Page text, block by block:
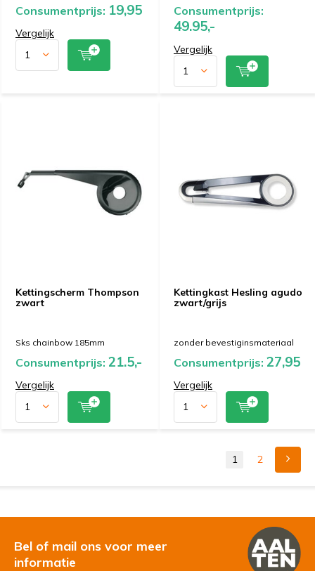
Consumentprijs: 19,95
Vergelijk
Consumentprijs:
49.95,-
Vergelijk
Kettingscherm Thompson
zwart
Sks chainbow 185mm
Consumentprijs: 21.5,-
Vergelijk
Kettingkast Hesling agudo
zwart/grijs
zonder bevestiginsmateriaal
Consumentprijs: 27,95
Vergelijk
1 2
Bel of mail ons voor meer
informatie